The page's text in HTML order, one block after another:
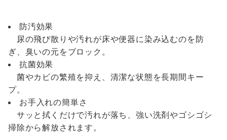
防汚効果
尿の飛び散りや汚れが床や便器に染み込むのを防
ぎ、臭いの元をブロック。
抗菌効果
菌やカビの繁殖を抑え、清潔な状態を長期間キー
プ。
お手入れの簡単さ
サッと拭くだけで汚れが落ち、強い洗剤やゴシゴシ
掃除から解放されます。